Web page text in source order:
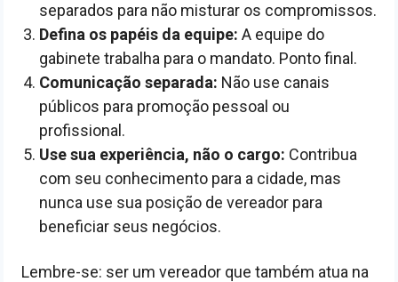
separados para não misturar os compromissos.
Defina os papéis da equipe: A equipe do
gabinete trabalha para o mandato. Ponto final.
Comunicação separada: Não use canais
públicos para promoção pessoal ou
profissional.
Use sua experiência, não o cargo: Contribua
com seu conhecimento para a cidade, mas
nunca use sua posição de vereador para
beneficiar seus negócios.
Lembre-se: ser um vereador que também atua na